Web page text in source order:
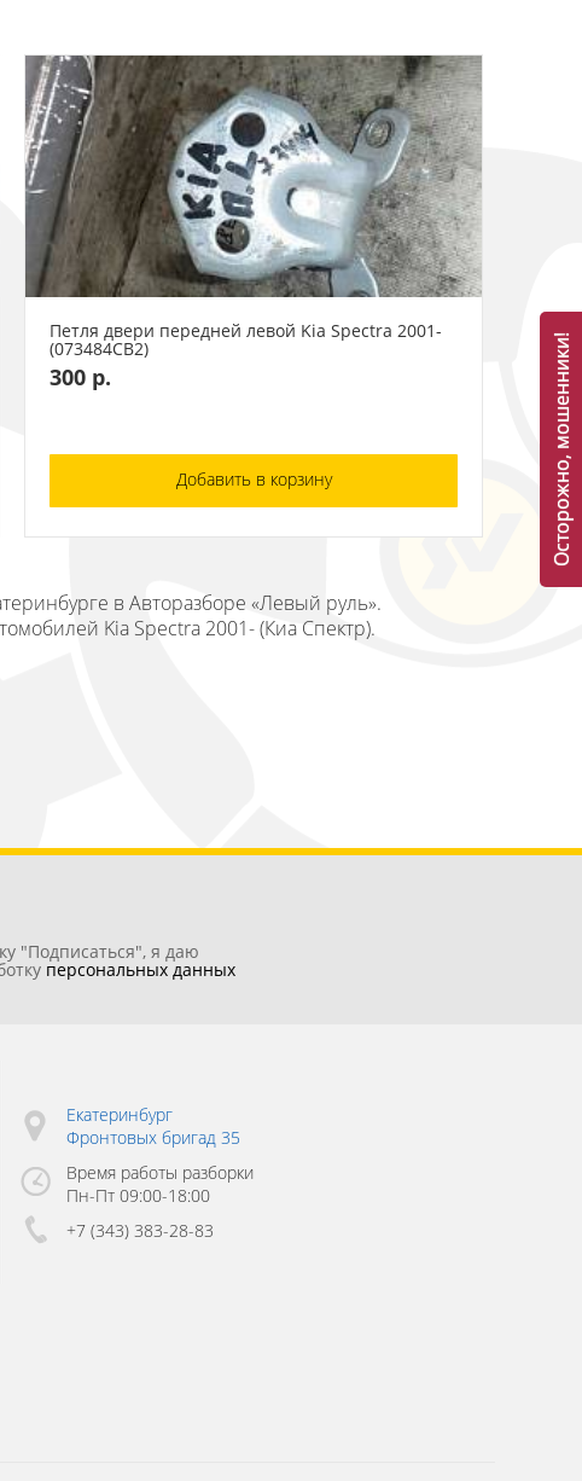
Петля двери передней левой Kia Spectra 2001-
(073484СВ2)
300 р.
Добавить в корзину
в Авторазборе «Левый руль».
Kia Spectra 2001- (Киа Спектр).
"Подписаться", я даю
персональных данных
Екатеринбург
Фронтовых бригад 35
Время работы разборки
Пн-Пт 09:00-18:00
+7 (343) 383-28-83
Осторожно, мошенники!